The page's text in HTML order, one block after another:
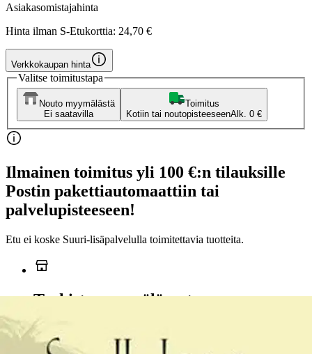
Asiakasomistajahinta
Hinta ilman S-Etukorttia: 24,70 €
Verkkokaupan hinta
Valitse toimitustapa
Nouto myymälästä
Ei saatavilla
Toimitus
Kotiin tai noutopisteeseenAlk. 0 €
Ilmainen toimitus yli 100 €:n tilauksille
Postin pakettiautomaattiin tai
palvelupisteeseen!
Etu ei koske Suuri‑lisäpalvelulla toimitettavia tuotteita.
Tarkista myymäläsaatavuus